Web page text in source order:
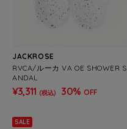
JACKROSE
RVCA/ルーカ VA OE SHOWER S
ANDAL
¥3,311 (税込) 30% OFF
SALE